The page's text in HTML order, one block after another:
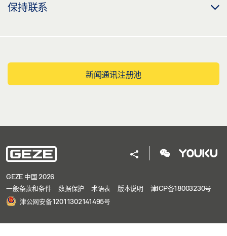
保持联系
新闻通讯注册池
GEZE 中国 2026
一般条款和条件
数据保护 术语表 版本说明
津ICP备18003230号
津公网安备12011302141495号